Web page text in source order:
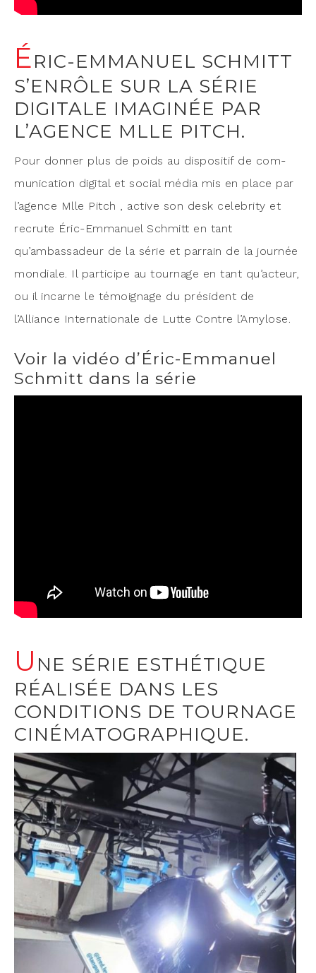
ÉRIC-EMMANUEL SCHMITT
S’ENRÔLE SUR LA SÉRIE
DIGITALE IMAGINÉE PAR
L’AGENCE MLLE PITCH.
Pour don­ner plus de poids au dis­po­si­tif de com­
mu­ni­ca­tion digi­tal et social média mis en place par
l’agence Mlle Pitch , active son desk cele­bri­ty et
recrute Éric-Emma­nuel Schmitt en tant
qu’ambassadeur de la série et par­rain de la jour­née
mon­diale. Il par­ti­cipe au tour­nage en tant qu’acteur,
ou il incarne le témoi­gnage du pré­sident de
l’Alliance Inter­na­tio­nale de Lutte Contre l’Amylose.
Voir la vidéo d’Éric-Emmanuel
Schmitt dans la série
U NE SÉRIE ESTHÉTIQUE
RÉALISÉE DANS LES
CONDITIONS DE TOURNAGE
CINÉMATOGRAPHIQUE.